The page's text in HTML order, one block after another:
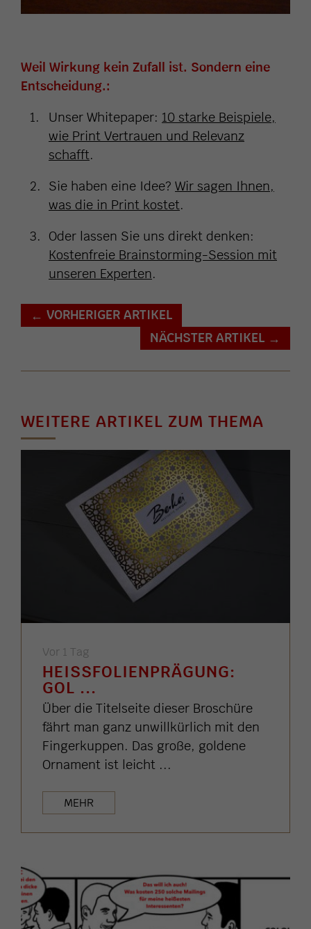
Weil Wirkung kein Zufall ist. Sondern eine
Entscheidung.:
Unser Whitepaper: 10 starke Beispiele,
wie Print Vertrauen und Relevanz
schafft.
Sie haben eine Idee? Wir sagen Ihnen,
was die in Print kostet.
Oder lassen Sie uns direkt denken:
Kostenfreie Brainstorming-Session mit
unseren Experten.
← VORHERIGER ARTIKEL
NÄCHSTER ARTIKEL →
WEITERE ARTIKEL ZUM THEMA
Vor 1 Tag
HEISSFOLIENPRÄGUNG: G
OL ...
Über die Titelseite dieser Broschüre
fährt man ganz unwillkürlich mit den
Fingerkuppen. Das große, goldene
Ornament ist leicht ...
MEHR